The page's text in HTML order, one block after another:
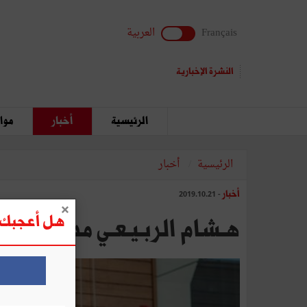
Français العربية
النشرة الإخبارية
الرئيسية أخبار
الرئيسية أخبار
أخبار - 2019.10.21
هـشام الربـيـعـي مديـر عـام BH بــنـك الجديـد
هل أعجبك